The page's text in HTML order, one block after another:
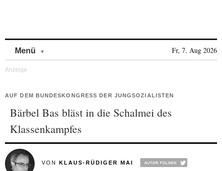
Menü Fr, 7. Aug 2026
AUF DEM BUNDESKONGRESS DER JUNGSOZIALISTEN
Bärbel Bas bläst in die Schalmei des
Klassenkampfes
VON KLAUS-RÜDIGER MAI